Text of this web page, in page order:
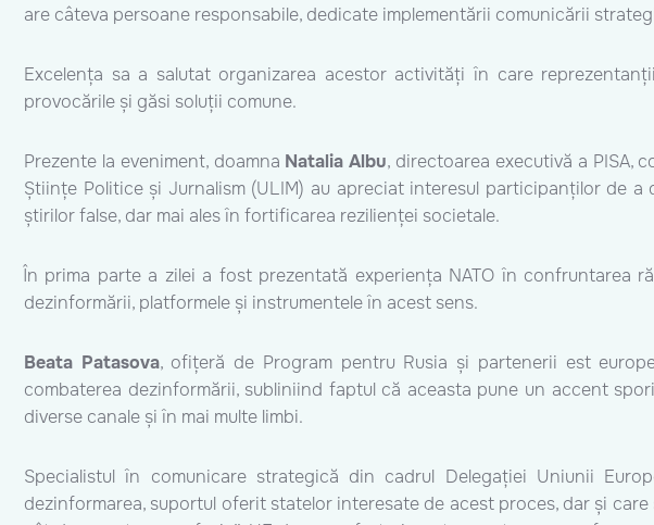
are câteva persoane responsabile, dedicate implementării comunicării
Excelența sa a salutat organizarea acestor activități în care
provocările și găsi soluții comune.
Prezente la eveniment, doamna Natalia Albu, directoarea executivă a PISA,
Științe Politice și Jurnalism (ULIM) au apreciat interesul participanților de
știrilor false, dar mai ales în fortificarea rezilienței societale.
În prima parte a zilei a fost prezentată experiența NATO în confruntarea
dezinformării, platformele și instrumentele în acest sens.
Beata Patasova, ofițeră de Program pentru Rusia și partenerii est
combaterea dezinformării, subliniind faptul că aceasta pune un accent
diverse canale și în mai multe limbi.
Specialistul în comunicare strategică din cadrul Delegației Uniunii
dezinformarea, suportul oferit statelor interesate de acest proces, dar și